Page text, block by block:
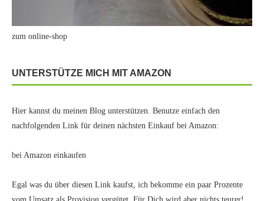
zum online-shop
UNTERSTÜTZE MICH MIT AMAZON
Hier kannst du meinen Blog unterstützen. Benutze einfach den
nachfolgenden Link für deinen nächsten Einkauf bei Amazon:
bei Amazon einkaufen
Egal was du über diesen Link kaufst, ich bekomme ein paar Prozente